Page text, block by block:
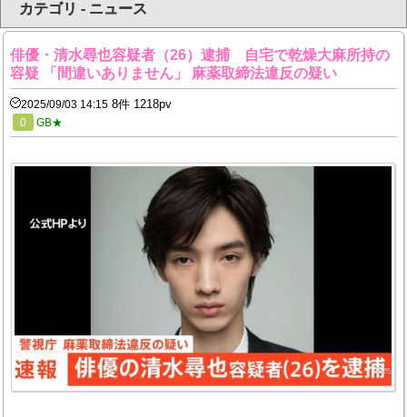
カテゴリ - ニュース
俳優・清水尋也容疑者（26）逮捕 自宅で乾燥大麻所持の
容疑 「間違いありません」 麻薬取締法違反の疑い
2025/09/03 14:15 8件 1218pv
0 GB★